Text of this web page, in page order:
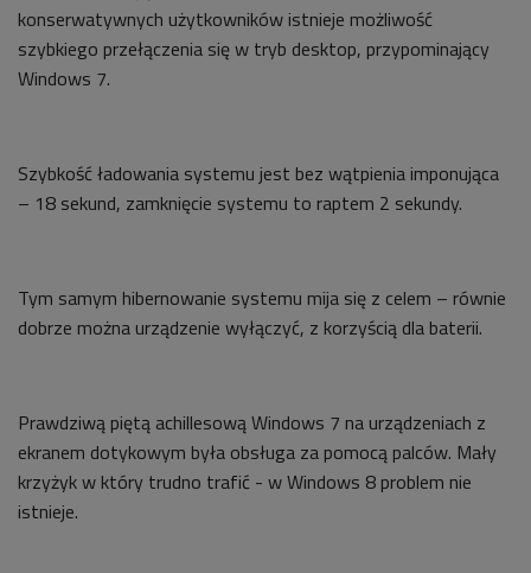
konserwatywnych użytkowników istnieje możliwość
szybkiego przełączenia się w tryb desktop, przypominający
Windows 7.
Szybkość ładowania systemu jest bez wątpienia imponująca
– 18 sekund, zamknięcie systemu to raptem 2 sekundy.
Tym samym hibernowanie systemu mija się z celem – równie
dobrze można urządzenie wyłączyć, z korzyścią dla baterii.
Prawdziwą piętą achillesową Windows 7 na urządzeniach z
ekranem dotykowym była obsługa za pomocą palców. Mały
krzyżyk w który trudno trafić - w Windows 8 problem nie
istnieje.